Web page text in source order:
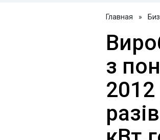
Главная »
з
2012